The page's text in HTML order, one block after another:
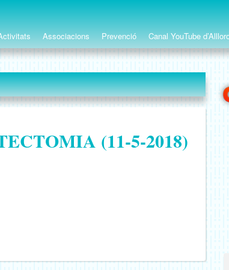
Associacions Prevenció Canal YouTube
(11-5-2018)